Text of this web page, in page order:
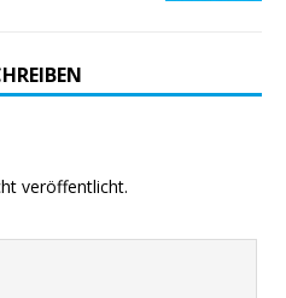
veröffentlicht.